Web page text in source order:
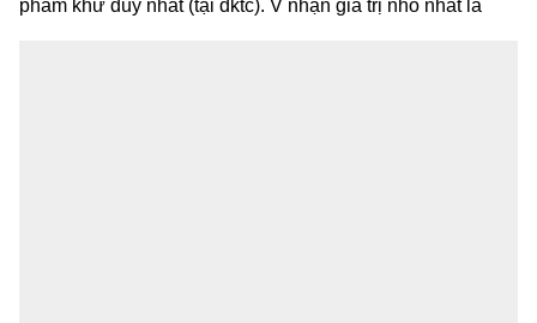
phẩm khử duy nhất (tại đktc). V nhận giá trị nhỏ nhất là